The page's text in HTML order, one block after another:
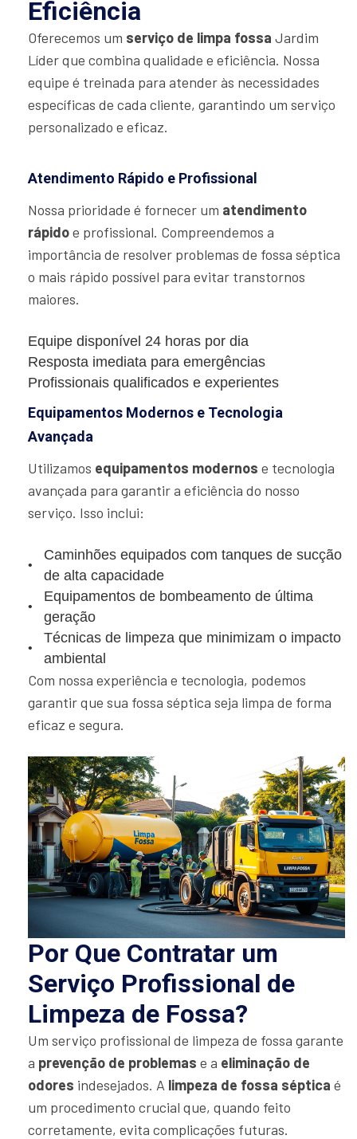
Eficiência
Oferecemos um serviço de limpa fossa Jardim
Líder que combina qualidade e eficiência. Nossa
equipe é treinada para atender às necessidades
específicas de cada cliente, garantindo um serviço
personalizado e eficaz.
Atendimento Rápido e Profissional
Nossa prioridade é fornecer um atendimento
rápidoe profissional. Compreendemos a
importância de resolver problemas de fossa séptica
o mais rápido possível para evitar transtornos
maiores.
Equipe disponível 24 horas por dia
Resposta imediata para emergências
Profissionais qualificados e experientes
Equipamentos Modernos e Tecnologia
Avançada
Utilizamos equipamentos modernos e tecnologia
avançada para garantir a eficiência do nosso
serviço. Isso inclui:
Caminhões equipados com tanques de sucção
de alta capacidade
Equipamentos de bombeamento de última
geração
Técnicas de limpeza que minimizam o impacto
ambiental
Com nossa experiência e tecnologia, podemos
garantir que sua fossa séptica seja limpa de forma
eficaz e segura.
Por Que Contratar um
Serviço Profissional de
Limpeza de Fossa?
Um serviço profissional de limpeza de fossa garante
a prevenção de problemas e a eliminação de
odores indesejados. A limpeza de fossa séptica é
um procedimento crucial que, quando feito
corretamente, evita complicações futuras.